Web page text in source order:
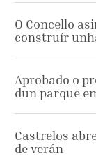
O Concello
construír
Aprobado o
dun parque
Castrelos
de verán